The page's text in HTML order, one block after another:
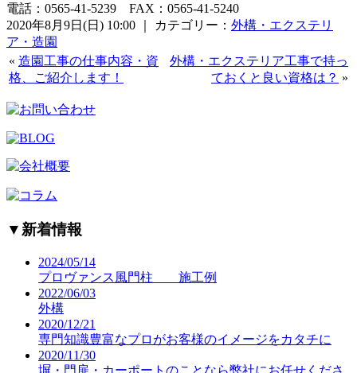
電話：0565-41-5239 FAX：0565-41-5240
2020年8月9日(日) 10:00 ｜ カテゴリー： 外構・エクステリ
ア・造園
« 造園工事の仕事内容・資
格、ご紹介します！
外構・エクステリア工事で持っ
ておくと良い資格は？ »
▼ 新着情報
2024/05/14
プロヴァンス風門柱 施工例
2022/06/03
外構
2020/12/21
専門知識豊富なプロがお客様のイメージをカタチに
2020/11/30
塀・門扉・カーポートのことなら弊社にお任せくださ